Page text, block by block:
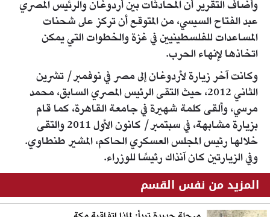
وأضاف التقرير أن المحادثات بين أردوغان والرئيس المصري
عبد الفتاح السيسي، من المتوقع أن تركز على شحنات
المساعدات للفلسطينيين في غزة والخطوات التي يمكن
اتخاذها لإنهاء الحرب.
وكانت آخر زيارة لأردوغان إلى مصر في نوفمبر/ تشرين
الثاني 2012، حيث التقى الرئيس المصري السابق، محمد
مرسي، وألقى كلمة شهيرة في جامعة القاهرة، كما قام
بزيارة مشابهة، في سبتمبر/ كانون الأول 2011 والتقى
خلالها رئيس المجلس العسكري الحاكم، المشير طنطاوي.
وفي الزيارتين كان آنذاك رئيسًا للوزراء.
المزيد من نفس القسم